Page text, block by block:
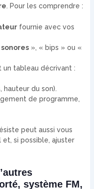
. Pour les comprendre :
fournie avec vos
», « bips » ou «
tableau décrivant :
du son).
de programme,
peut aussi vous
si possible, ajuster
système FM,